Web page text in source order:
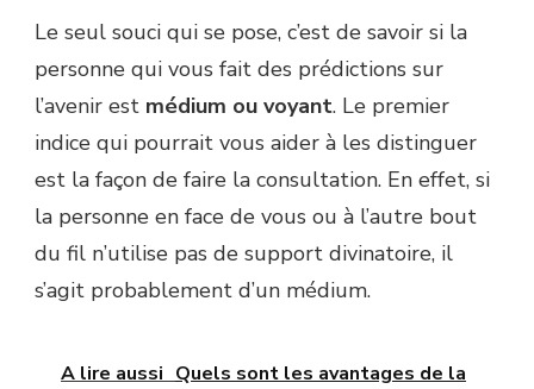
Le seul souci qui se pose, c’est de savoir si la
personne qui vous fait des prédictions sur
l’avenir est médium ou voyant. Le premier
indice qui pourrait vous aider à les distinguer
est la façon de faire la consultation. En effet, si
la personne en face de vous ou à l’autre bout
du fil n’utilise pas de support divinatoire, il
s’agit probablement d’un médium.
A lire aussi Quels sont les avantages de la